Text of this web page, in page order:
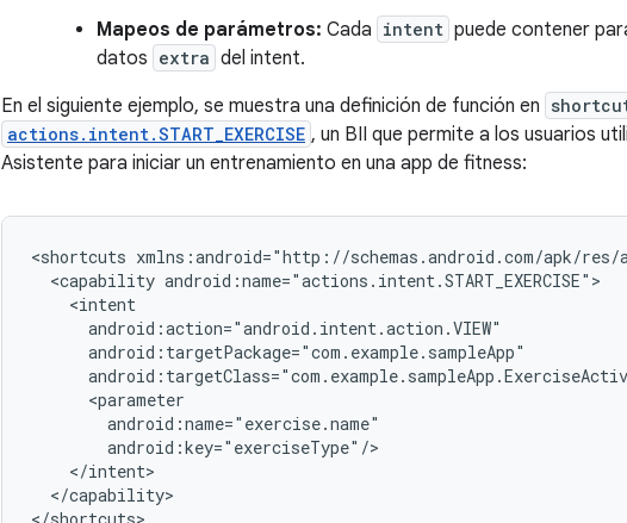
Mapeos de parámetros: Cada intent puede contener
datos extra del intent.
En el siguiente ejemplo, se muestra una definición de función en
actions.intent.START_EXERCISE , un BII que permite a los usuarios
Asistente para iniciar un entrenamiento en una app de fitness:
<shortcuts
<capability
</capability>